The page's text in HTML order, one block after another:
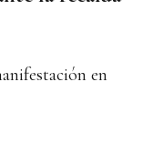
en